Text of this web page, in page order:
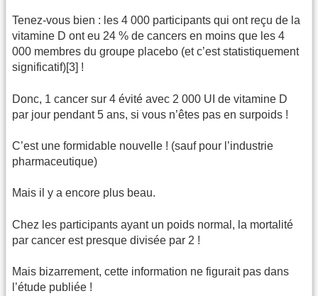
Tenez-vous bien : les 4 000 participants qui ont reçu de la
vitamine D ont eu 24 % de cancers en moins que les 4
000 membres du groupe placebo (et c’est statistiquement
significatif)[3] !
Donc, 1 cancer sur 4 évité avec 2 000 UI de vitamine D
par jour pendant 5 ans, si vous n’êtes pas en surpoids !
C’est une formidable nouvelle ! (sauf pour l’industrie
pharmaceutique)
Mais il y a encore plus beau.
Chez les participants ayant un poids normal, la mortalité
par cancer est presque divisée par 2 !
Mais bizarrement, cette information ne figurait pas dans
l’étude publiée !